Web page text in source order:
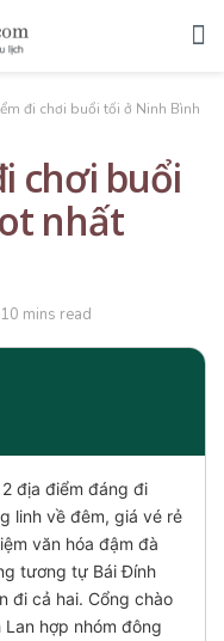
đi chơi buổi tối ở Ninh Bình
chơi buổi
nhất
mins read
địa điểm đáng đi
linh về đêm, giá vé rẻ
văn hóa đậm đà
tương tự Bái Đính
đi cả hai. Cổng chào
hợp nhóm đông